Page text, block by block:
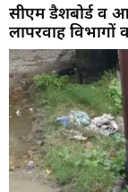
सीएम डैशबोर्ड व
लापरवाह विभागों